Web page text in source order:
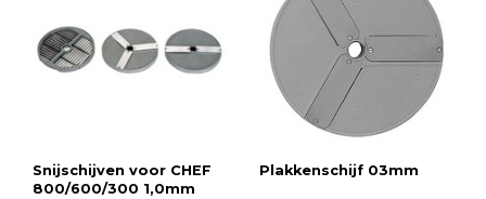
Snijschijven voor CHEF
800/600/300 1,0mm
Plakkenschijf 03mm